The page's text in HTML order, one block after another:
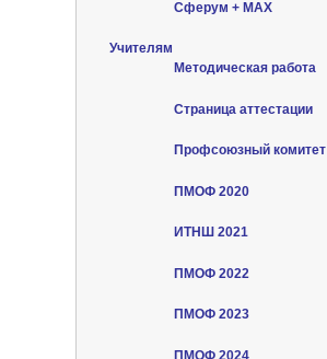
Сферум + MAX
Учителям
Методическая работа
Страница аттестации
Профсоюзный комитет
ПМОФ 2020
ИТНШ 2021
ПМОФ 2022
ПМОФ 2023
ПМОФ 2024